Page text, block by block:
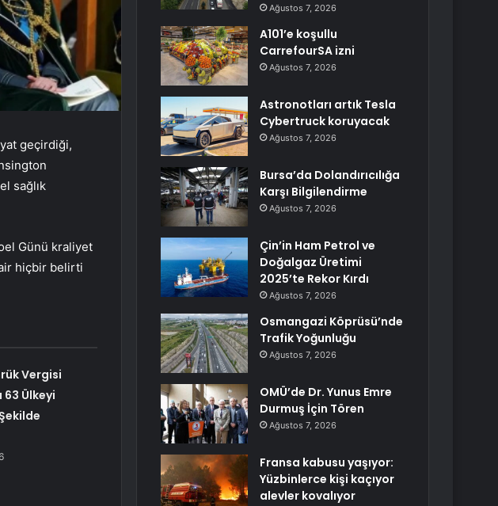
geçirdiği,
sağlık
Günü kraliyet
hiçbir belirti
Vergisi
63 Ülkeyi
Ağustos 7, 2026
A101’e koşullu
CarrefourSA izni
Ağustos 7, 2026
Astronotları artık Tesla
Cybertruck koruyacak
Ağustos 7, 2026
Bursa’da Dolandırıcılığa
Karşı Bilgilendirme
Ağustos 7, 2026
Çin’in Ham Petrol ve
Doğalgaz Üretimi
2025’te Rekor Kırdı
Ağustos 7, 2026
Osmangazi Köprüsü’nde
Trafik Yoğunluğu
Ağustos 7, 2026
OMÜ’de Dr. Yunus Emre
Durmuş İçin Tören
Ağustos 7, 2026
Fransa kabusu yaşıyor:
Yüzbinlerce kişi kaçıyor
alevler kovalıyor